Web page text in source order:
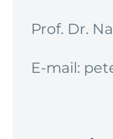
Prof. Dr.
E-mail: